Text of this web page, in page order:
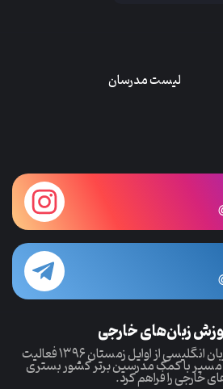
لیست مدرسان
زبان‌های خارجی
دلینگلیش با هدف آموزش زبان انگلیسی از اوایل زمستان ۱۳۹۶ فعالیت
مسیر با کمک مدرسین برتر کشور بستری
خارجی را فراهم کرد.